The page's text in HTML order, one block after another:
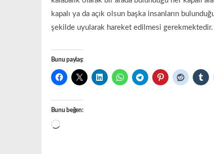
kapalı ya da açık olsun başka insanların
şekilde uyularak hareket edilmesi gerekmektedir.
Bunu paylaş:
Bunu beğen:
Yükleniyor...